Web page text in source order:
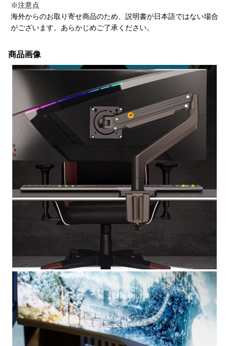
※注意点
海外からのお取り寄せ商品のため、説明書が日本語ではない場合
がございます。あらかじめご了承ください。
商品画像